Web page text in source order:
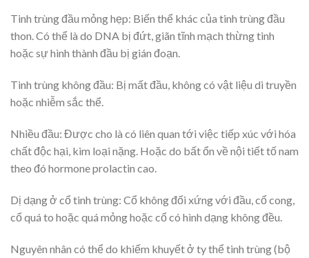
Tinh trùng đầu mỏng hẹp: Biến thể khác của tinh trùng đầu
thon. Có thể là do DNA bị đứt, giãn tĩnh mạch thừng tinh
hoặc sự hình thành đầu bị gián đoạn.
Tinh trùng không đầu: Bị mất đầu, không có vật liệu di truyền
hoặc nhiễm sắc thể.
Nhiều đầu: Được cho là có liên quan tới việc tiếp xúc với hóa
chất độc hại, kim loại nặng. Hoặc do bất ổn về nội tiết tố nam
theo đó hormone prolactin cao.
Dị dạng ở cổ tinh trùng: Cổ không đối xứng với đầu, cổ cong,
cổ quá to hoặc quá mỏng hoặc cổ có hình dạng không đều.
Nguyên nhân có thể do khiếm khuyết ở ty thể tinh trùng (bộ